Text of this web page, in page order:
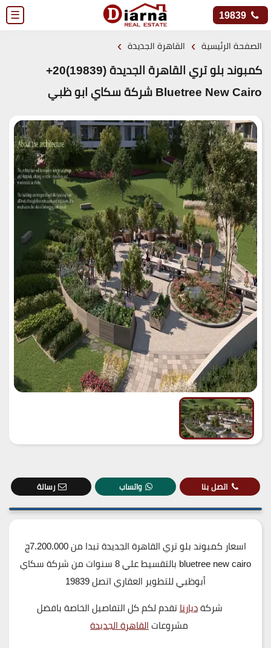
☰ 19839
الصفحة الرئيسية › القاهرة الجديدة ›
كمبوند بلو تري القاهرة الجديدة (19839)20+
Bluetree New Cairo شركة سكاي ابو ظبي
اتصل بنا واتساب رسالة
اسعار كمبوند بلو تري القاهرة الجديدة تبدا من 7.200.000ج
bluetree new cairo بالتقسيط علي 8 سنوات من شركة سكاي
أبوظبي للتطوير العقاري اتصل 19839
شركةديارناتقدم لكم كل التفاصيل الخاصة بافضل
مشروعاتالقاهرة الجديدة